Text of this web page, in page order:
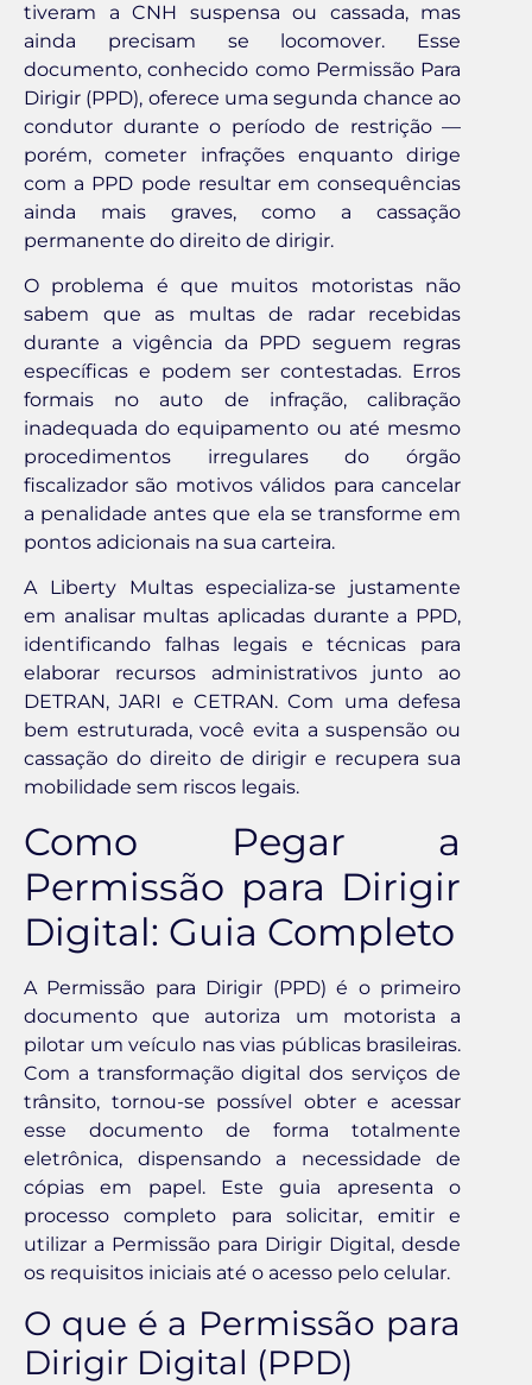
tiveram a CNH suspensa ou cassada, mas
ainda precisam se locomover. Esse
documento, conhecido como Permissão Para
Dirigir (PPD), oferece uma segunda chance ao
condutor durante o período de restrição —
porém, cometer infrações enquanto dirige
com a PPD pode resultar em consequências
ainda mais graves, como a cassação
permanente do direito de dirigir.
O problema é que muitos motoristas não
sabem que as multas de radar recebidas
durante a vigência da PPD seguem regras
específicas e podem ser contestadas. Erros
formais no auto de infração, calibração
inadequada do equipamento ou até mesmo
procedimentos irregulares do órgão
fiscalizador são motivos válidos para cancelar
a penalidade antes que ela se transforme em
pontos adicionais na sua carteira.
A Liberty Multas especializa-se justamente
em analisar multas aplicadas durante a PPD,
identificando falhas legais e técnicas para
elaborar recursos administrativos junto ao
DETRAN, JARI e CETRAN. Com uma defesa
bem estruturada, você evita a suspensão ou
cassação do direito de dirigir e recupera sua
mobilidade sem riscos legais.
Como Pegar a
Permissão para Dirigir
Digital: Guia Completo
A Permissão para Dirigir (PPD) é o primeiro
documento que autoriza um motorista a
pilotar um veículo nas vias públicas brasileiras.
Com a transformação digital dos serviços de
trânsito, tornou-se possível obter e acessar
esse documento de forma totalmente
eletrônica, dispensando a necessidade de
cópias em papel. Este guia apresenta o
processo completo para solicitar, emitir e
utilizar a Permissão para Dirigir Digital, desde
os requisitos iniciais até o acesso pelo celular.
O que é a Permissão para
Dirigir Digital (PPD)